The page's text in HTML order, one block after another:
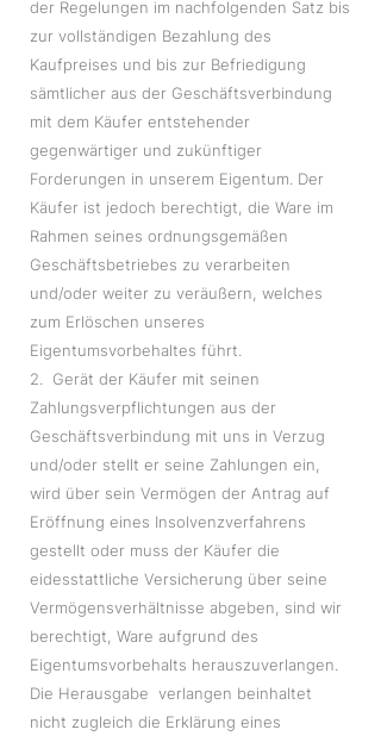
der Regelungen im nachfolgenden Satz bis
zur vollständigen Bezahlung des
Kaufpreises und bis zur Befriedigung
sämtlicher aus der Geschäftsverbindung
mit dem Käufer entstehender
gegenwärtiger und zukünftiger
Forderungen in unserem Eigentum. Der
Käufer ist jedoch berechtigt, die Ware im
Rahmen seines ordnungsgemäßen
Geschäftsbetriebes zu verarbeiten
und/oder weiter zu veräußern, welches
zum Erlöschen unseres
Eigentumsvorbehaltes führt.
2. Gerät der Käufer mit seinen
Zahlungsverpflichtungen aus der
Geschäftsverbindung mit uns in Verzug
und/oder stellt er seine Zahlungen ein,
wird über sein Vermögen der Antrag auf
Eröffnung eines Insolvenzverfahrens
gestellt oder muss der Käufer die
eidesstattliche Versicherung über seine
Vermögensverhältnisse abgeben, sind wir
berechtigt, Ware aufgrund des
Eigentumsvorbehalts herauszuverlangen.
Die Herausgabe verlangen beinhaltet
nicht zugleich die Erklärung eines